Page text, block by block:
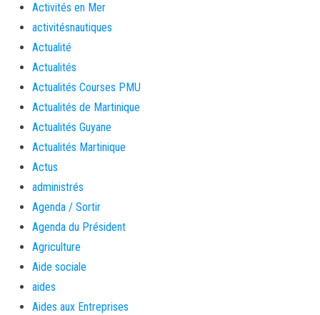
Activités en Mer
activitésnautiques
Actualité
Actualités
Actualités Courses PMU
Actualités de Martinique
Actualités Guyane
Actualités Martinique
Actus
administrés
Agenda / Sortir
Agenda du Président
Agriculture
Aide sociale
aides
Aides aux Entreprises